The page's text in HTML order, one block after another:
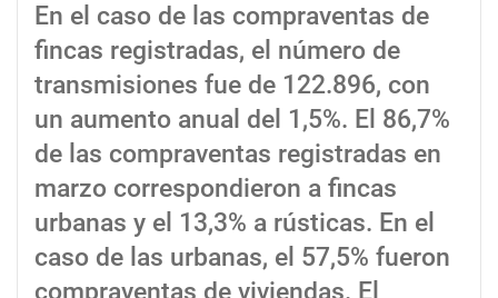
En el caso de las compraventas de
fincas registradas, el número de
transmisiones fue de 122.896, con
un aumento anual del 1,5%. El 86,7%
de las compraventas registradas en
marzo correspondieron a fincas
urbanas y el 13,3% a rústicas. En el
caso de las urbanas, el 57,5% fueron